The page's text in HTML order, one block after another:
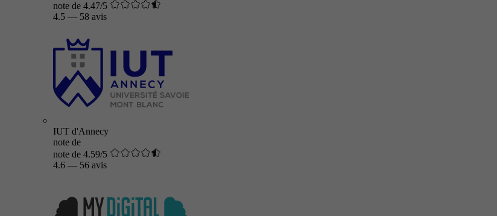
note de 4.47/5
4.5 — 58 avis
IUT d'Annecy
note de
note de 4.59/5
4.6 — 56 avis